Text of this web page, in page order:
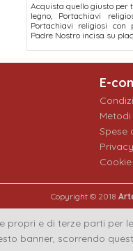
Acquista quello giusto per
legno, Portachiavi
Portachiavi religiosi
Padre Nostro incisa su
E-
Spese
Privacy
Copyright © 2018
e di terze parti per
banner, scorrendo